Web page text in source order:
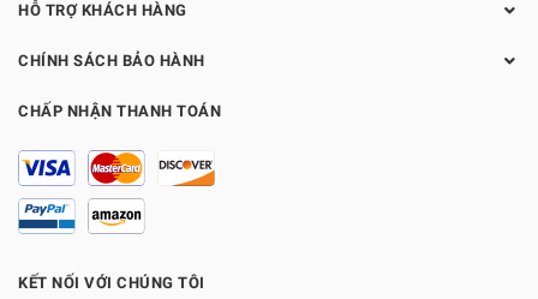
HỖ TRỢ KHÁCH HÀNG
CHÍNH SÁCH BẢO HÀNH
CHẤP NHẬN THANH TOÁN
KẾT NỐI VỚI CHÚNG TÔI